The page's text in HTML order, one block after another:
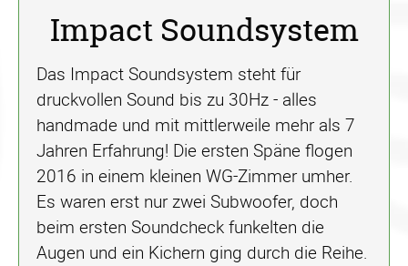
Impact Soundsystem
Das Impact Soundsystem steht für
druckvollen Sound bis zu 30Hz - alles
handmade und mit mittlerweile mehr als 7
Jahren Erfahrung! Die ersten Späne flogen
2016 in einem kleinen WG-Zimmer umher.
Es waren erst nur zwei Subwoofer, doch
beim ersten Soundcheck funkelten die
Augen und ein Kichern ging durch die Reihe.